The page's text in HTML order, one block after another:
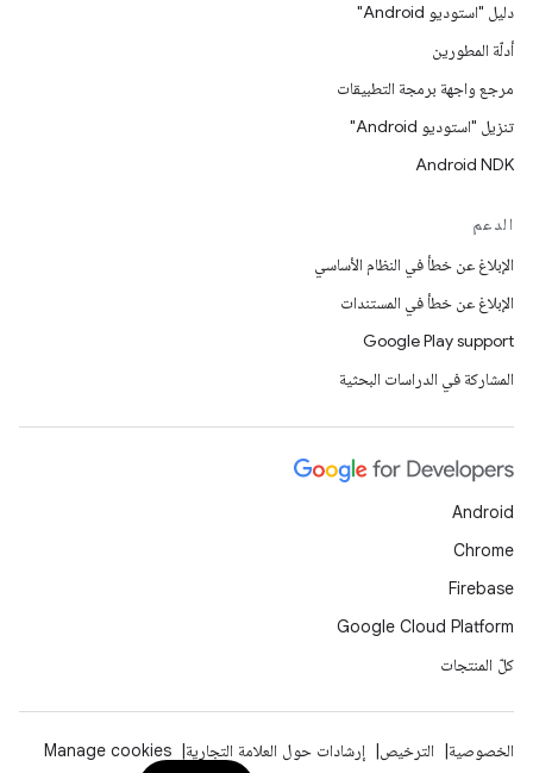
دليل "استوديو Android"
أدلّة المطورين
مرجع واجهة برمجة التطبيقات
تنزيل "استوديو Android"
Android NDK
الدعم
الإبلاغ عن خطأ في النظام الأساسي
الإبلاغ عن خطأ في المستندات
Google Play support
المشاركة في الدراسات البحثية
Android
Chrome
Firebase
Google Cloud Platform
كلّ المنتجات
الخصوصية الترخيص إرشادات حول العلامة التجارية Manage cookies